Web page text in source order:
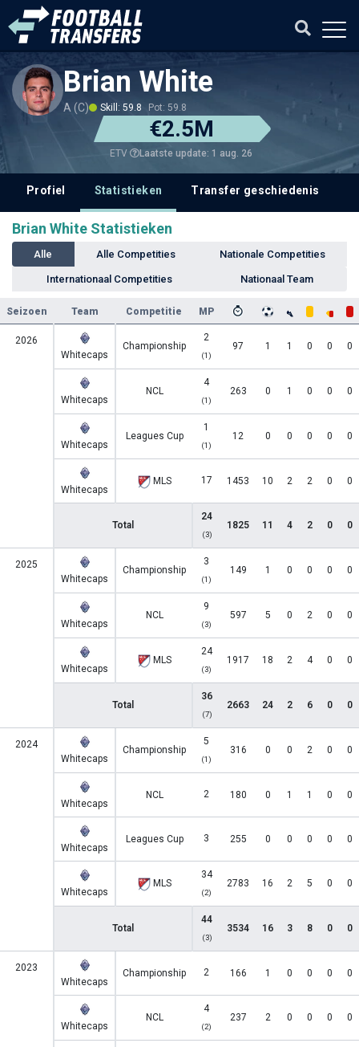
Brian White
A (C) Skill: 59.8 Pot: 59.8
€2.5M
ETV Laatste update: 1 aug. 26
Profiel Statistieken Transfer geschiedenis
Brian White Statistieken
Alle Alle Competities Nationale Competities
Internationaal Competities Nationaal Team
Seizoen Team Competitie MP
2026
Whitecaps
Championship
2
(1)
97 1 1 0 0 0
Whitecaps
NCL
4
(1)
263 0 1 0 0 0
Whitecaps
Leagues Cup
1
(1)
12 0 0 0 0 0
Whitecaps
MLS 17 1453 10 2 2 0 0
Total
24
(3)
1825 11 4 2 0 0
2025
Whitecaps
Championship
3
(1)
149 1 0 0 0 0
Whitecaps
NCL
9
(3)
597 5 0 2 0 0
Whitecaps
MLS
24
(3)
1917 18 2 4 0 0
Total
36
(7)
2663 24 2 6 0 0
2024
Whitecaps
Championship
5
(1)
316 0 0 2 0 0
Whitecaps
NCL 2 180 0 1 1 0 0
Whitecaps
Leagues Cup 3 255 0 0 0 0 0
Whitecaps
MLS
34
(2)
2783 16 2 5 0 0
Total
44
(3)
3534 16 3 8 0 0
2023
Whitecaps
Championship 2 166 1 0 0 0 0
Whitecaps
NCL
4
(2)
237 2 0 0 0 0